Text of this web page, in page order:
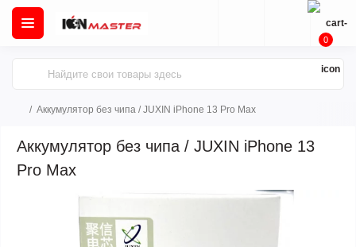
0
Аккумулятор без чипа / JUXIN iPhone 13 Pro Max
Аккумулятор без чипа / JUXIN iPhone 13
Pro Max